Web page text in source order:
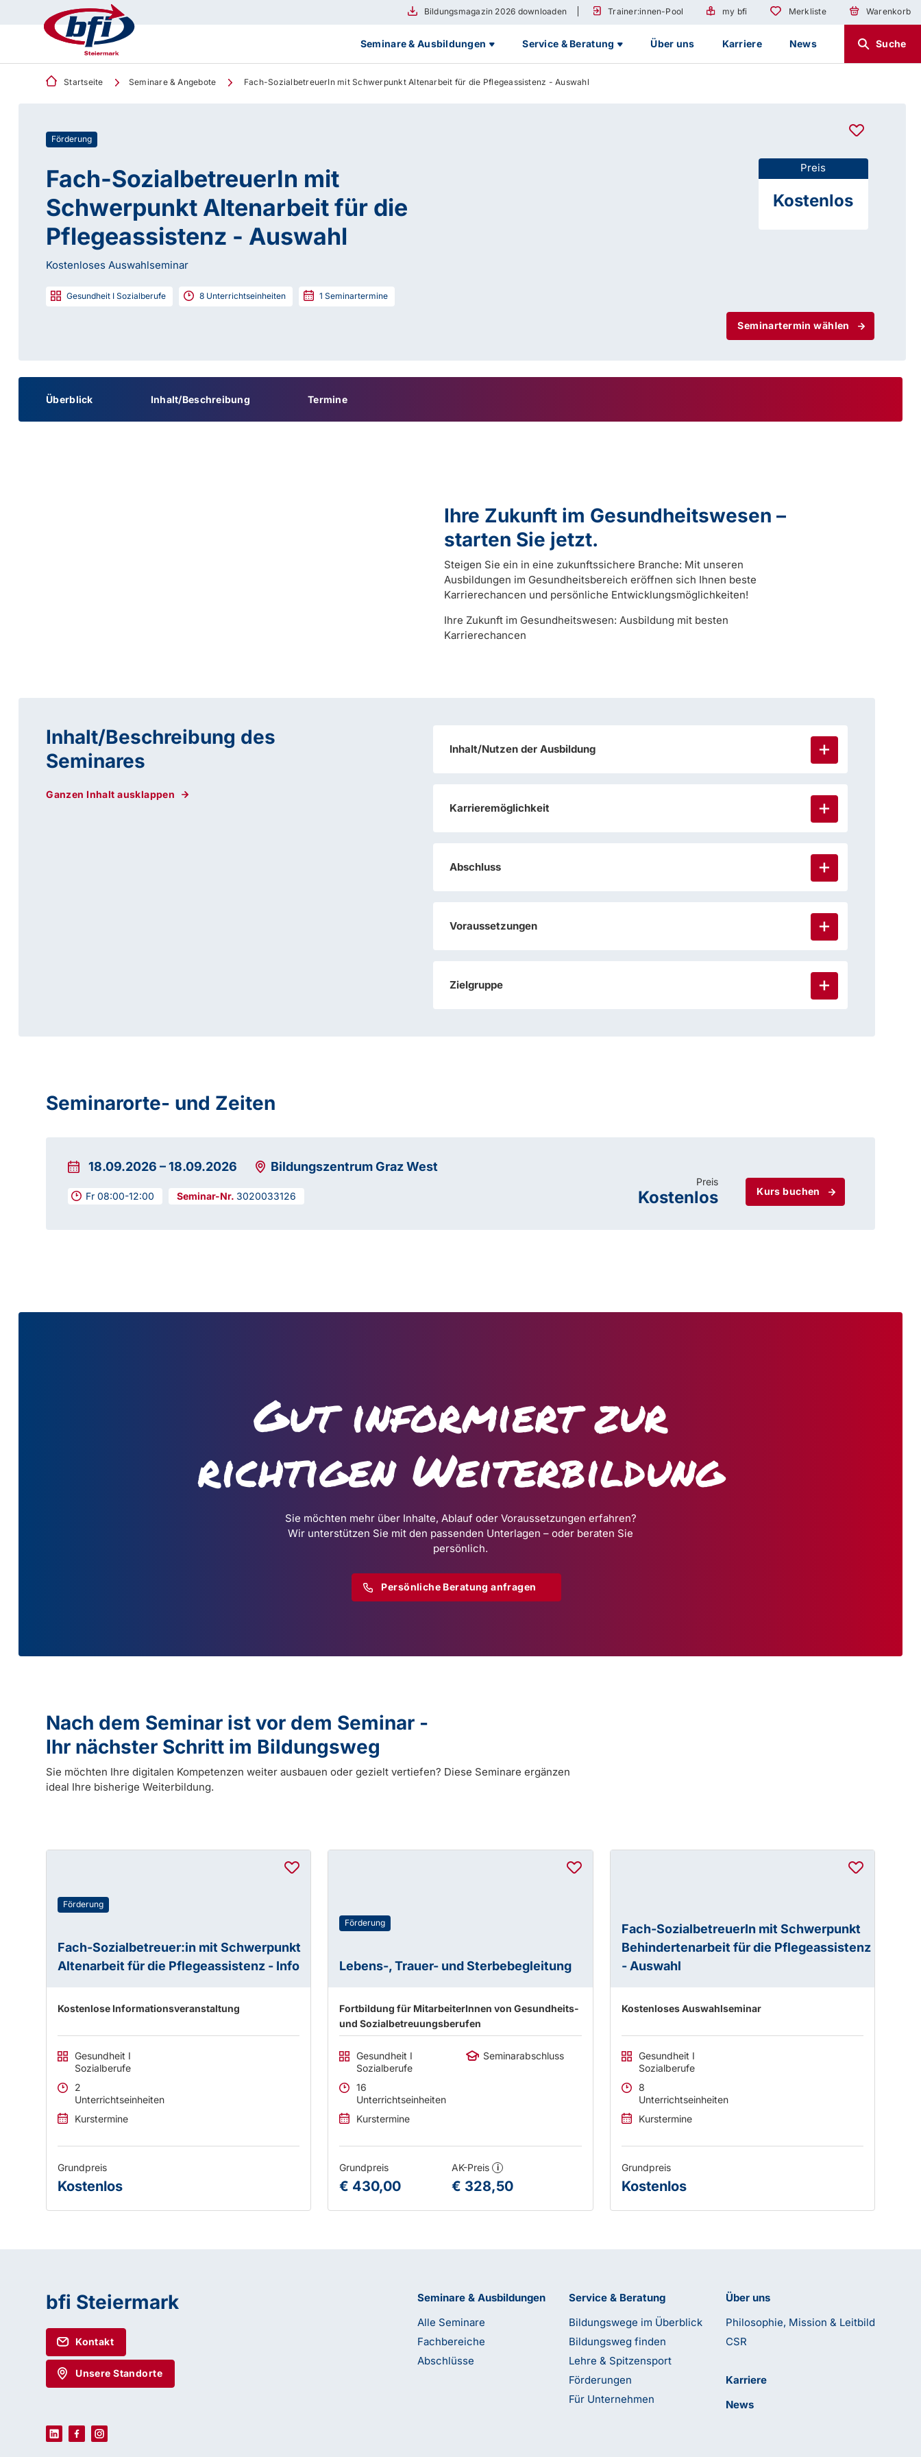
Bildungsmagazin 2026 downloaden Trainer:innen-Pool my bfi Merkliste Warenkorb
Seminare & Ausbildungen Service & Beratung Über uns Karriere News Suche
Startseite Seminare & Angebote Fach-SozialbetreuerIn mit Schwerpunkt Altenarbeit für die Pflegeassistenz - Auswahl
Förderung
Fach-SozialbetreuerIn mit
Schwerpunkt Altenarbeit für die
Pflegeassistenz - Auswahl
Kostenloses Auswahlseminar
Gesundheit I Sozialberufe 8 Unterrichtseinheiten 1 Seminartermine
Preis
Kostenlos
Seminartermin wählen
Überblick Inhalt/Beschreibung Termine
Ihre Zukunft im Gesundheitswesen –
starten Sie jetzt.
Steigen Sie ein in eine zukunftssichere Branche: Mit unseren
Ausbildungen im Gesundheitsbereich eröffnen sich Ihnen beste
Karrierechancen und persönliche Entwicklungsmöglichkeiten!
Ihre Zukunft im Gesundheitswesen: Ausbildung mit besten
Karrierechancen
Inhalt/Beschreibung des
Seminares
Ganzen Inhalt ausklappen
Inhalt/Nutzen der Ausbildung
Karrieremöglichkeit
Abschluss
Voraussetzungen
Zielgruppe
Seminarorte- und Zeiten
18.09.2026 –18.09.2026 Bildungszentrum Graz West
Fr 08:00-12:00 3020033126 Kurs buchen
Preis
Kostenlos
Gut informiert zur
richtigen Weiterbildung
Sie möchten mehr über Inhalte, Ablauf oder Voraussetzungen erfahren?
Wir unterstützen Sie mit den passenden Unterlagen – oder beraten Sie
persönlich.
Persönliche Beratung anfragen
Nach dem Seminar ist vor dem Seminar -
Ihr nächster Schritt im Bildungsweg
Sie möchten Ihre digitalen Kompetenzen weiter ausbauen oder gezielt vertiefen? Diese Seminare ergänzen
ideal Ihre bisherige Weiterbildung.
Förderung
Fach-Sozialbetreuer:in mit Schwerpunkt
Altenarbeit für die Pflegeassistenz - Info
Kostenlose Informationsveranstaltung
Gesundheit I
Sozialberufe
2
Unterrichtseinheiten
Kurstermine
Grundpreis
Kostenlos
Förderung
Lebens-, Trauer- und Sterbebegleitung
Fortbildung für MitarbeiterInnen von Gesundheits-
und Sozialbetreuungsberufen
Gesundheit I
Sozialberufe
16
Unterrichtseinheiten
Kurstermine
Seminarabschluss
Grundpreis
€ 430,00
AK-Preis i
€ 328,50
Fach-SozialbetreuerIn mit Schwerpunkt
Behindertenarbeit für die Pflegeassistenz
- Auswahl
Kostenloses Auswahlseminar
Gesundheit I
Sozialberufe
8
Unterrichtseinheiten
Kurstermine
Grundpreis
Kostenlos
bfi Steiermark
Kontakt
Unsere Standorte
Über uns
Philosophie, Mission & Leitbild
CSR
Karriere
News
Service & Beratung
Bildungswege im Überblick
Bildungsweg finden
Lehre & Spitzensport
Förderungen
Für Unternehmen
Seminare & Ausbildungen
Alle Seminare
Fachbereiche
Abschlüsse